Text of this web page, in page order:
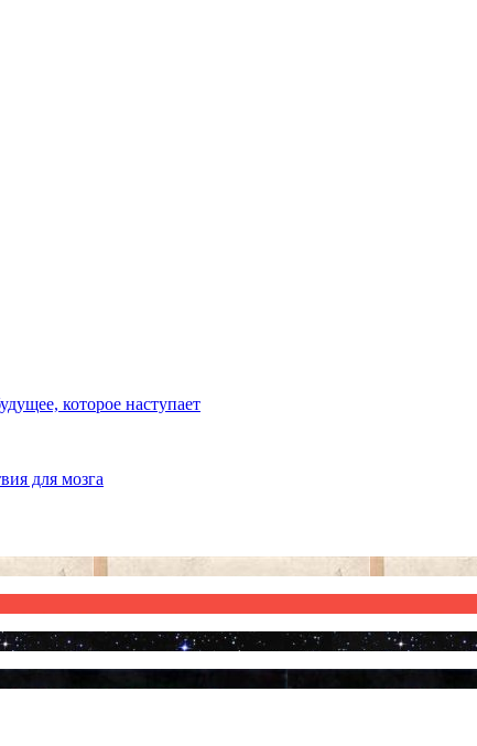
которое наступает
для мозга